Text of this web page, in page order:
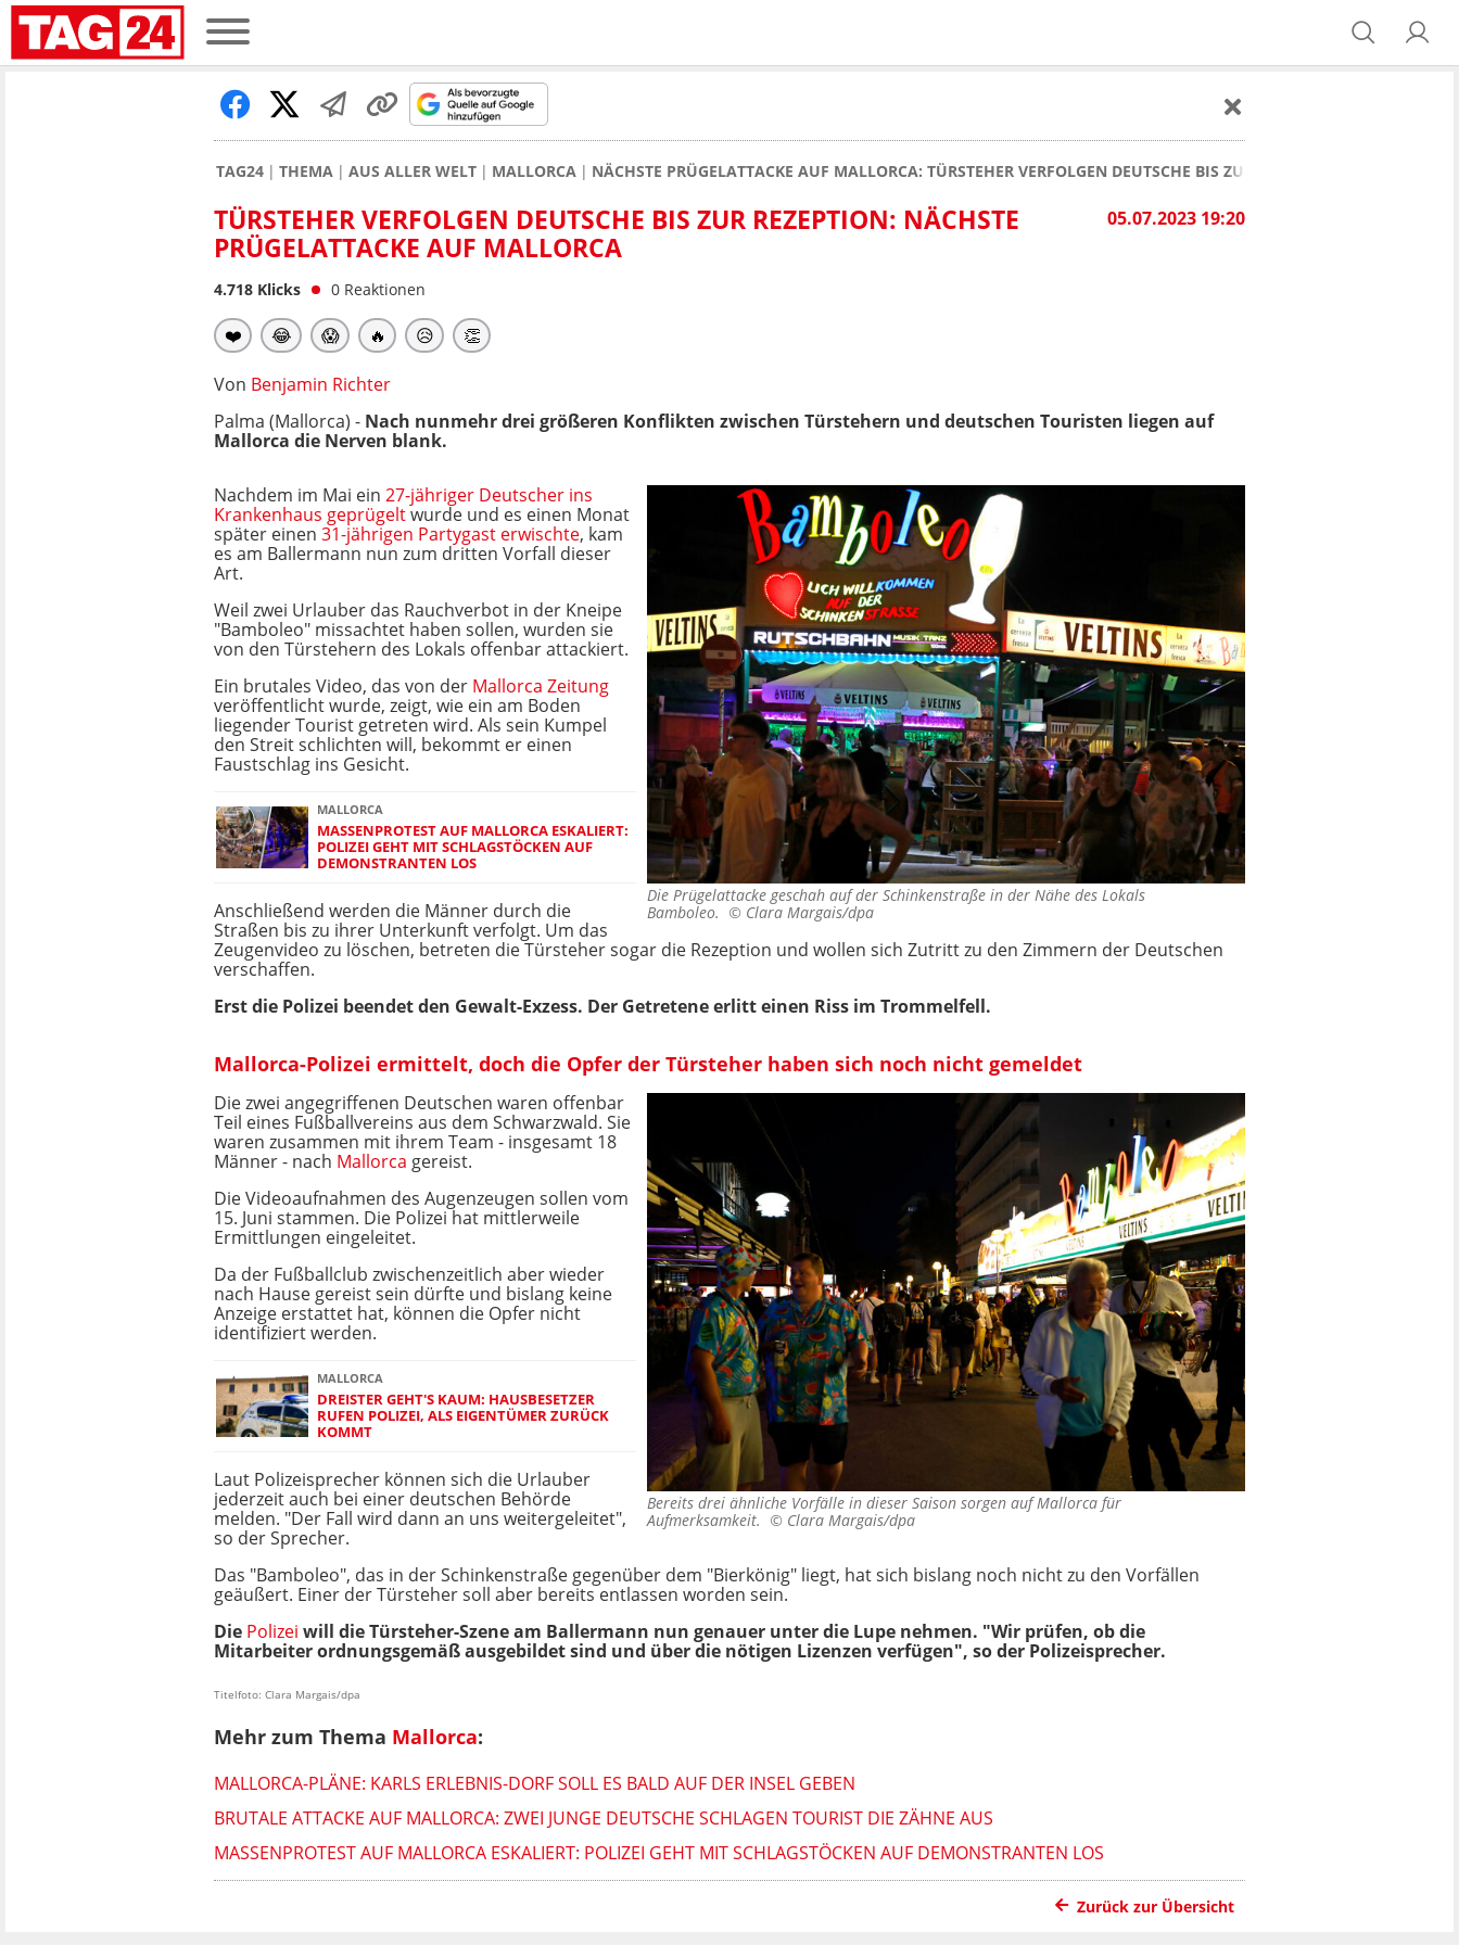
TAG24 THEMA AUS ALLER WELT MALLORCA NÄCHSTE PRÜGELATTACKE AUF MALLORCA: TÜRSTEHER VERFOLGEN DEUTSCHE BIS ZUR REZEPTION
05.07.2023 19:20
TÜRSTEHER VERFOLGEN DEUTSCHE BIS ZUR REZEPTION: NÄCHSTE
PRÜGELATTACKE AUF MALLORCA
4.718 Klicks 0 Reaktionen
❤️ 😂 😱 🔥 😥 👏
Von Benjamin Richter
Palma (Mallorca) - Nach nunmehr drei größeren Konflikten zwischen Türstehern und deutschen Touristen liegen auf
Mallorca die Nerven blank.
Die Prügelattacke geschah auf der Schinkenstraße in der Nähe des Lokals
Bamboleo. © Clara Margais/dpa
Nachdem im Mai ein 27-jähriger Deutscher ins
Krankenhaus geprügeltwurde und es einen Monat
später einen 31-jährigen Partygast erwischte, kam
es am Ballermann nun zum dritten Vorfall dieser
Art.
Weil zwei Urlauber das Rauchverbot in der Kneipe
"Bamboleo" missachtet haben sollen, wurden sie
von den Türstehern des Lokals offenbar attackiert.
Ein brutales Video, das von der Mallorca Zeitung
veröffentlicht wurde, zeigt, wie ein am Boden
liegender Tourist getreten wird. Als sein Kumpel
den Streit schlichten will, bekommt er einen
Faustschlag ins Gesicht.
MALLORCA
MASSENPROTEST AUF MALLORCA ESKALIERT:
POLIZEI GEHT MIT SCHLAGSTÖCKEN AUF
DEMONSTRANTEN LOS
Anschließend werden die Männer durch die
Straßen bis zu ihrer Unterkunft verfolgt. Um das
Zeugenvideo zu löschen, betreten die Türsteher sogar die Rezeption und wollen sich Zutritt zu den Zimmern der Deutschen
verschaffen.
Erst die Polizei beendet den Gewalt-Exzess. Der Getretene erlitt einen Riss im Trommelfell.
Mallorca-Polizei ermittelt, doch die Opfer der Türsteher haben sich noch nicht gemeldet
Bereits drei ähnliche Vorfälle in dieser Saison sorgen auf Mallorca für
Aufmerksamkeit. © Clara Margais/dpa
Die zwei angegriffenen Deutschen waren offenbar
Teil eines Fußballvereins aus dem Schwarzwald. Sie
waren zusammen mit ihrem Team - insgesamt 18
Männer - nach Mallorca gereist.
Die Videoaufnahmen des Augenzeugen sollen vom
15. Juni stammen. Die Polizei hat mittlerweile
Ermittlungen eingeleitet.
Da der Fußballclub zwischenzeitlich aber wieder
nach Hause gereist sein dürfte und bislang keine
Anzeige erstattet hat, können die Opfer nicht
identifiziert werden.
MALLORCA
DREISTER GEHT'S KAUM: HAUSBESETZER
RUFEN POLIZEI, ALS EIGENTÜMER ZURÜCK
KOMMT
Laut Polizeisprecher können sich die Urlauber
jederzeit auch bei einer deutschen Behörde
melden. "Der Fall wird dann an uns weitergeleitet",
so der Sprecher.
Das "Bamboleo", das in der Schinkenstraße gegenüber dem "Bierkönig" liegt, hat sich bislang noch nicht zu den Vorfällen
geäußert. Einer der Türsteher soll aber bereits entlassen worden sein.
Die Polizei will die Türsteher-Szene am Ballermann nun genauer unter die Lupe nehmen. "Wir prüfen, ob die
Mitarbeiter ordnungsgemäß ausgebildet sind und über die nötigen Lizenzen verfügen", so der Polizeisprecher.
Titelfoto: Clara Margais/dpa
Mehr zum Thema Mallorca:
MALLORCA-PLÄNE: KARLS ERLEBNIS-DORF SOLL ES BALD AUF DER INSEL GEBEN
BRUTALE ATTACKE AUF MALLORCA: ZWEI JUNGE DEUTSCHE SCHLAGEN TOURIST DIE ZÄHNE AUS
MASSENPROTEST AUF MALLORCA ESKALIERT: POLIZEI GEHT MIT SCHLAGSTÖCKEN AUF DEMONSTRANTEN LOS
Zurück zur Übersicht